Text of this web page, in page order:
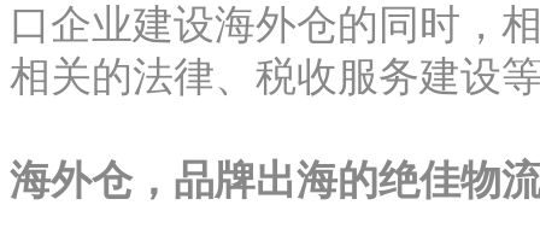
口企业建设海外仓的同时，
相关的法律、税收服务建设
海外仓，品牌出海的绝佳物